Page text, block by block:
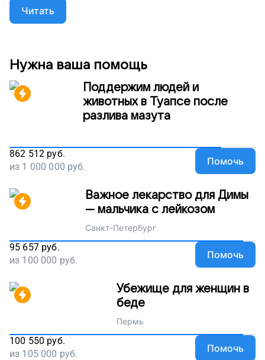
Читать
Нужна ваша помощь
Поддержим людей и
животных в Туапсе после
разлива мазута
862 512 руб.
из 1 000 000 руб. Помочь
Важное лекарство для Димы
— мальчика с лейкозом
Санкт-Петербург
95 657 руб.
из 100 000 руб. Помочь
Убежище для женщин в
беде
Пермь
100 550 руб.
из 105 000 руб. Помочь